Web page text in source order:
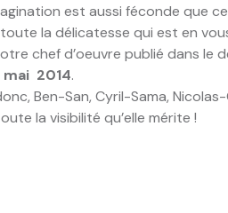
est aussi féconde que
la délicatesse qui est en
chef d’oeuvre publié dans le
2014.
Ben-San, Cyril-Sama,
la visibilité qu’elle mérite !